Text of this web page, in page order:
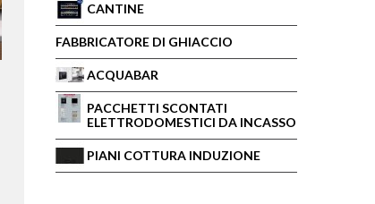
CANTINE
FABBRICATORE DI GHIACCIO
ACQUABAR
PACCHETTI SCONTATI
ELETTRODOMESTICI DA INCASSO
PIANI COTTURA INDUZIONE